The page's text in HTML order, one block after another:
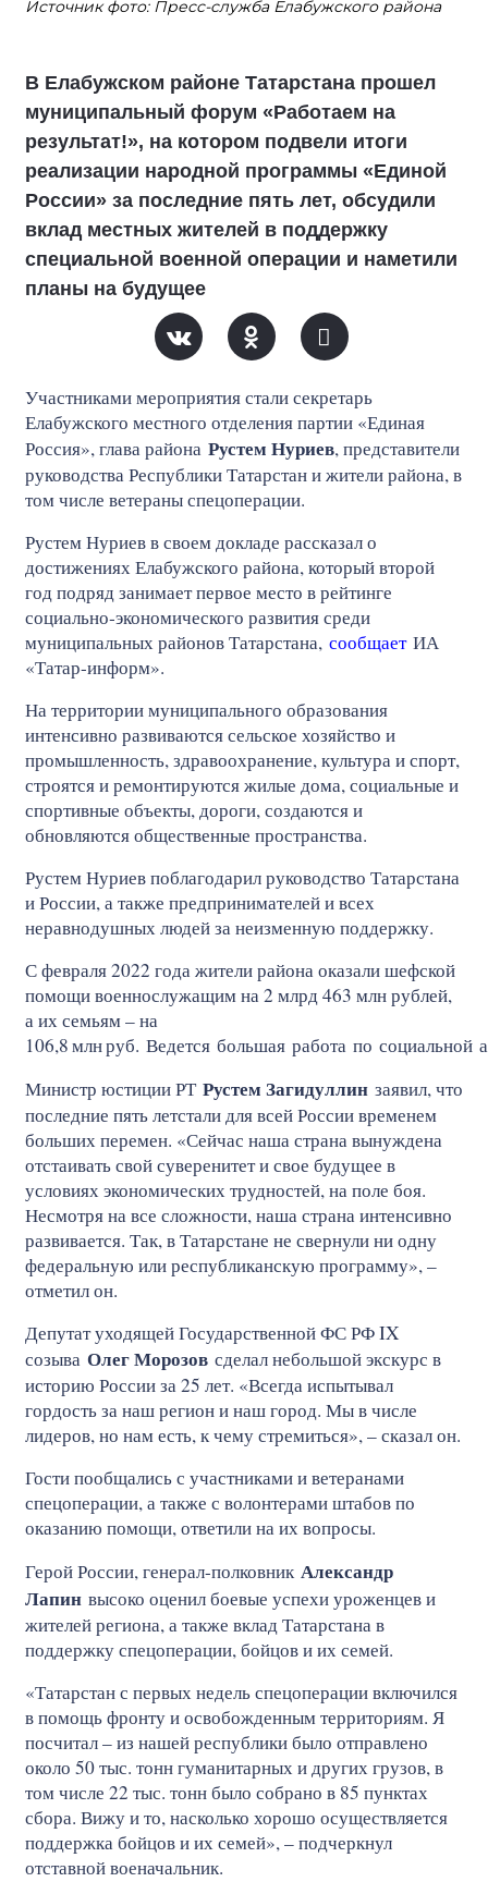
Источник фото: Пресс-служба Елабужского района
В Елабужском районе Татарстана прошел
муниципальный форум «Работаем на
результат!», на котором подвели итоги
реализации народной программы «Единой
России» за последние пять лет, обсудили
вклад местных жителей в поддержку
специальной военной операции и наметили
планы на будущее
Участниками мероприятия стали секретарь
Елабужского местного отделения партии «Единая
Россия», глава района Рустем Нуриев, представители
руководства Республики Татарстан и жители района, в
том числе ветераны спецоперации.
Рустем Нуриев в своем докладе рассказал о
достижениях Елабужского района, который второй
год подряд занимает первое место в рейтинге
социально‑экономического развития среди
муниципальных районов Татарстана, сообщаетИА
«Татар-информ».
На территории муниципального образования
интенсивно развиваются сельское хозяйство и
промышленность, здравоохранение, культура и спорт,
строятся и ремонтируются жилые дома, социальные и
спортивные объекты, дороги, создаются и
обновляются общественные пространства.
Рустем Нуриев поблагодарил руководство Татарстана
и России, а также предпринимателей и всех
неравнодушных людей за неизменную поддержку.
С февраля 2022 года жители района оказали шефской
помощи военнослужащим на 2 млрд 463 млн рублей,
а их семьям – на
106,8млнруб. Ведется большая работа по
Министр юстиции РТ Рустем Загидуллин заявил, что
последние пять летстали для всей России временем
больших перемен. «Сейчас наша страна вынуждена
отстаивать свой суверенитет и свое будущее в
условиях экономических трудностей, на поле боя.
Несмотря на все сложности, наша страна интенсивно
развивается. Так, в Татарстане не свернули ни одну
федеральную или республиканскую программу», –
отметил он.
Депутат уходящей Государственной ФС РФ IX
созыва Олег Морозов сделал небольшой экскурс в
историю России за 25 лет. «Всегда испытывал
гордость за наш регион и наш город. Мы в числе
лидеров, но нам есть, к чему стремиться», – сказал он.
Гости пообщались с участниками и ветеранами
спецоперации, а также с волонтерами штабов по
оказанию помощи, ответили на их вопросы.
Герой России, генерал-полковник Александр
Лапин высоко оценил боевые успехи уроженцев и
жителей региона, а также вклад Татарстана в
поддержку спецоперации, бойцов и их семей.
«Татарстан с первых недель спецоперации включился
в помощь фронту и освобожденным территориям. Я
посчитал – из нашей республики было отправлено
около 50 тыс. тонн гуманитарных и других грузов, в
том числе 22 тыс. тонн было собрано в 85 пунктах
сбора. Вижу и то, насколько хорошо осуществляется
поддержка бойцов и их семей», – подчеркнул
отставной военачальник.